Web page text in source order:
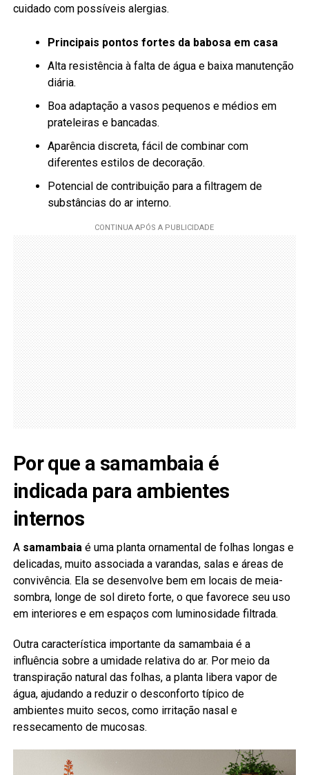
cuidado com possíveis alergias.
Principais pontos fortes da babosa em casa
Alta resistência à falta de água e baixa manutenção
diária.
Boa adaptação a vasos pequenos e médios em
prateleiras e bancadas.
Aparência discreta, fácil de combinar com
diferentes estilos de decoração.
Potencial de contribuição para a filtragem de
substâncias do ar interno.
Por que a samambaia é
indicada para ambientes
internos
A samambaia é uma planta ornamental de folhas longas e
delicadas, muito associada a varandas, salas e áreas de
convivência. Ela se desenvolve bem em locais de meia-
sombra, longe de sol direto forte, o que favorece seu uso
em interiores e em espaços com luminosidade filtrada.
Outra característica importante da samambaia é a
influência sobre a umidade relativa do ar. Por meio da
transpiração natural das folhas, a planta libera vapor de
água, ajudando a reduzir o desconforto típico de
ambientes muito secos, como irritação nasal e
ressecamento de mucosas.